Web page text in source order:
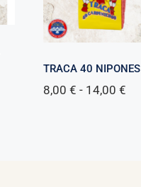
TRACA 40 NIPONES
8,00€ - 14,00€